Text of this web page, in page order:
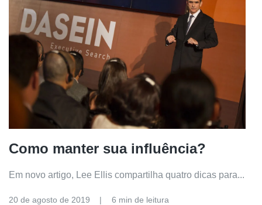
Como manter sua influência?
Em novo artigo, Lee Ellis compartilha quatro dicas para...
20 de agosto de 2019 6 min de leitura